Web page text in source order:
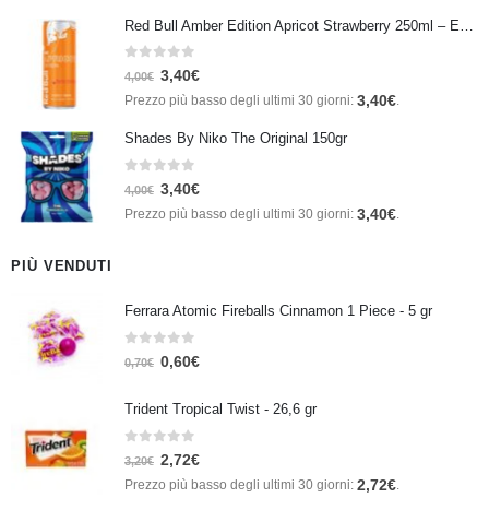
Su 5
4,00€ 3,40€
Prezzo più basso degli ultimi 30 giorni: 3,40€.
Shades By Niko The Original 150gr
Su 5
4,00€ 3,40€
Prezzo più basso degli ultimi 30 giorni: 3,40€
PIÙ VENDUTI
Ferrara Atomic Fireballs Cinnamon 1 Piece - 5 gr
Su 5
0,70€ 0,60€
Trident Tropical Twist - 26,6 gr
Su 5
3,20€ 2,72€
Prezzo più basso degli ultimi 30 giorni: 2,72€.